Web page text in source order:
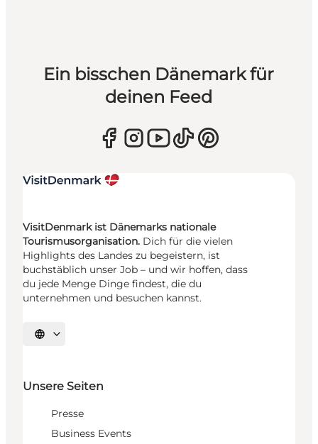
Ein bisschen Dänemark für
deinen Feed
VisitDenmark ist Dänemarks nationale
Tourismusorganisation. Dich für die vielen
Highlights des Landes zu begeistern, ist
buchstäblich unser Job – und wir hoffen, dass
du jede Menge Dinge findest, die du
unternehmen und besuchen kannst.
Sprache auswählen
Unsere Seiten
Presse
Business Events